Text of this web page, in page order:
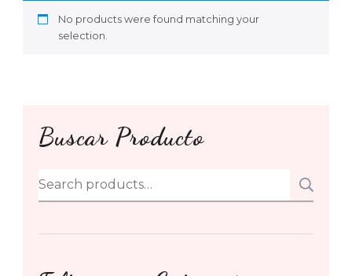
No products were found matching your
selection.
Buscar Producto
Search
for: